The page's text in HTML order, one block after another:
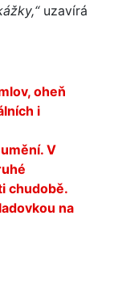
uzavírá
oheň
i
V
chudobě.
na